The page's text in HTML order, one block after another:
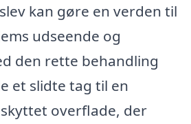
kan gøre en verden til
udseende og
den rette behandling
et slidte tag til en
overflade, der